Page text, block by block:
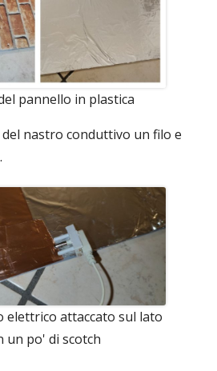
pannello in plastica
nastro conduttivo un filo e
elettrico attaccato sul lato
un po' di scotch